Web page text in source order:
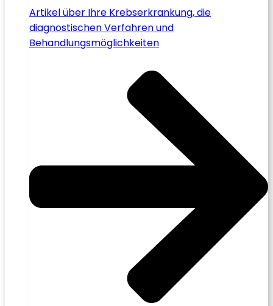
Artikel über Ihre Krebserkrankung, die
diagnostischen Verfahren und
Behandlungsmöglichkeiten